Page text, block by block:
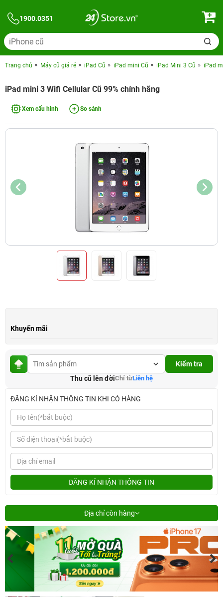
1900.0351
Trang chủ Máy cũ giá rẻ iPad Cũ iPad mini Cũ iPad Mini 3 Cũ iPad
iPad mini 3 Wifi Cellular Cũ 99% chính hãng
Xem cấu hình So sánh
Khuyến mãi
Kiểm tra
Thu cũ lên đờiChỉ từLiên hệ
ĐĂNG KÍ NHẬN THÔNG TIN KHI CÓ HÀNG
ĐĂNG KÍ NHẬN THÔNG TIN
Địa chỉ còn hàng